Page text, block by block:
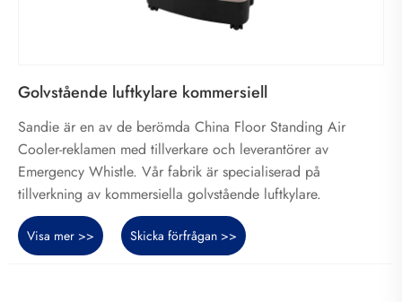
Golvstående luftkylare kommersiell
Sandie är en av de berömda China Floor Standing Air
Cooler-reklamen med tillverkare och leverantörer av
Emergency Whistle. Vår fabrik är specialiserad på
tillverkning av kommersiella golvstående luftkylare.
Visa mer >> Skicka förfrågan >>